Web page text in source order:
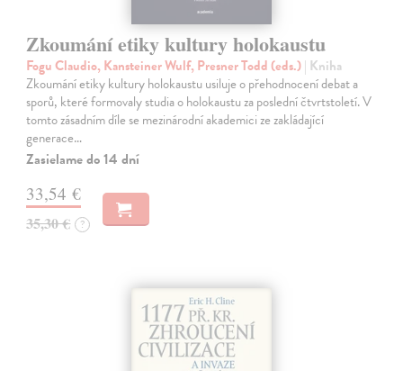
Zkoumání etiky kultury holokaustu
Fogu Claudio, Kansteiner Wulf, Presner Todd (eds.)| Kniha
Zkoumání etiky kultury holokaustu usiluje o přehodnocení debat a
sporů, které formovaly studia o holokaustu za poslední čtvrtstoletí. V
tomto zásadním díle se mezinárodní akademici ze zakládající
generace…
Zasielame do 14 dní
33,54 €
35,30 € ?